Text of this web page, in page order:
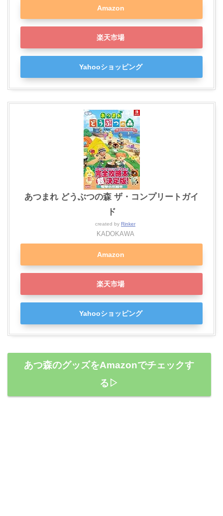
Amazon
楽天市場
Yahooショッピング
あつまれ どうぶつの森 ザ・コンプリートガイ
ド
created by Rinker
KADOKAWA
Amazon
楽天市場
Yahooショッピング
あつ森のグッズをAmazonでチェックす
る▷